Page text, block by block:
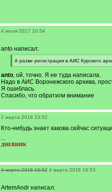
4 июля 2017 10:54
anto написал:
[
q
А разве регистрация в АИС Курского
[
q
]
anto, ой, точно. Я не туда написала.
Надо в АИС Воронежского архива,
Я ошиблась.
Спасибо, что обратили внимание
2 марта 2018 23:52
Кто-нибудь знает какова сейчас
---
ДНЕВНИК
4 марта 2018 16:52 4 марта 2018 16:53
ArtemAndr написал: